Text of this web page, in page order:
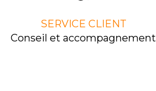
SERVICE CLIENT
Conseil et accompagnement